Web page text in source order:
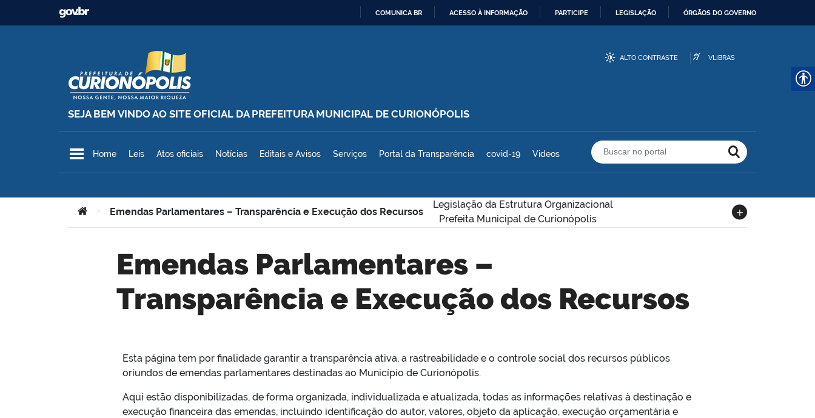
Ir para o conteúdo COMUNICA BR ACESSO À INFORMAÇÃO PARTICIPE LEGISLAÇÃO ÓRGÃOS DO GOVERNO
SEJA BEM VINDO AO SITE OFICIAL DA PREFEITURA MUNICIPAL DE CURIONÓPOLIS
Prefeitura Municipal de Curionópolis
ALTO CONTRASTE VLIBRAS
Home Leis Atos oficiais Notícias Editais e Avisos Serviços Portal da Transparência covid-19 Videos Buscar no portal
Você está aqui:
> Emendas Parlamentares – Transparência e Execução dos Recursos
Legislação da Estrutura Organizacional
Prefeita Municipal de Curionópolis
Emendas Parlamentares –
Transparência e Execução dos Recursos
Esta página tem por finalidade garantir a transparência ativa, a rastreabilidade e o controle social dos recursos públicos
oriundos de emendas parlamentares destinadas ao Município de Curionópolis.
Aqui estão disponibilizadas, de forma organizada, individualizada e atualizada, todas as informações relativas à destinação e
execução financeira das emendas, incluindo identificação do autor, valores, objeto da aplicação, execução orçamentária e